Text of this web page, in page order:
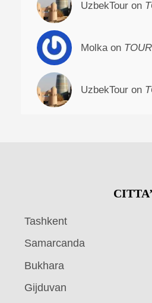
UzbekTour on
Molka on
UzbekTour on
CITTA’
Tashkent
Samarcanda
Bukhara
Gijduvan